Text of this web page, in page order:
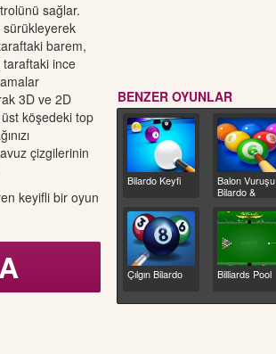
sağlar.
sürükleyerek
barem,
taraftaki ince
3D ve 2D
köşedeki top
çizgilerinin
keyifli bir oyun
BENZER OYUNLAR
Bilardo Keyfi
Balon Vuruşu
Bilardo &
Çılgın Bilardo Billiards Pool